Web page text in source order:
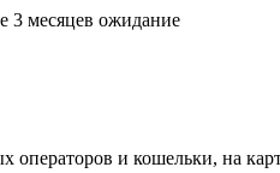
3 месяцев ожидание
операторов и кошельки, на